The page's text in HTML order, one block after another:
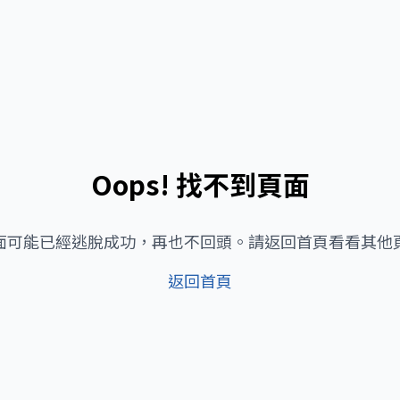
Oops! 找不到頁面
可能已經逃脫成功，再也不回頭。請返回首頁看看其他
返回首頁